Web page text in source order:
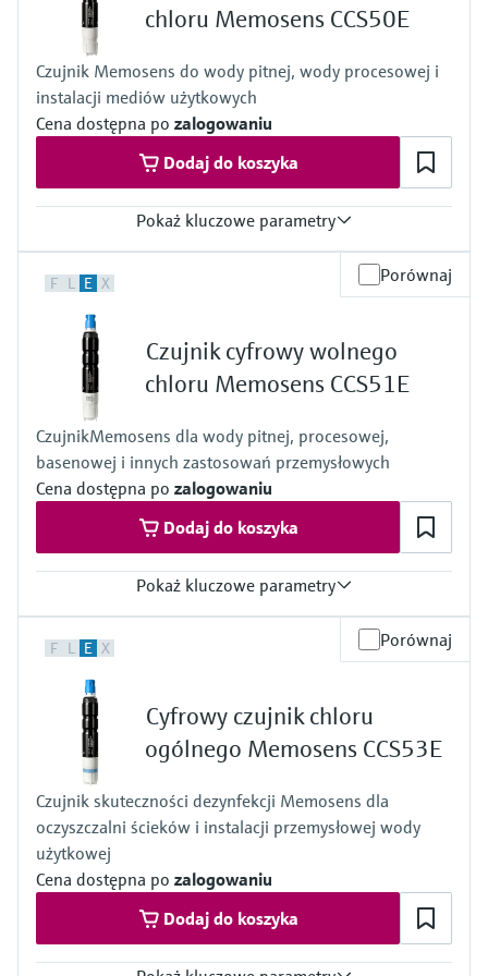
chloru Memosens CCS50E
Czujnik Memosens do wody pitnej, wody procesowej i
instalacji mediów użytkowych
Cena dostępna po zalogowaniu
Dodaj do koszyka
Pokaż kluczowe parametry
Trace: 0 to 5 mg/l ClO2
Standard: 0 to 20 mg/l ClO2
High: 0 to 200 mg/l ClO2
Temperatura procesu
0 to 55 °C , non-freezing
(32 to 130 °F)
Ciśnienie procesu
Max. 2 bar abs
(Max. 29 psi abs)
F L E X Porównaj
Czujnik cyfrowy wolnego
chloru Memosens CCS51E
CzujnikMemosens dla wody pitnej, procesowej,
basenowej i innych zastosowań przemysłowych
Cena dostępna po zalogowaniu
Dodaj do koszyka
Pokaż kluczowe parametry
Trace: 0 to 5 mg/l HOCl
Standard: 0 to 20 mg/l HOCl
High: 0 to 200 mg/l HOCl
Temperatura procesu
0 to 55 °C (32 to 130 °F), non-freezing
Ciśnienie procesu
Max. 1 bar (max. 14.5 psi)
Measuring method
Closed, membrane covered measuring cell
Reduction of free chlorine at the cathode
F L E X Porównaj
Cyfrowy czujnik chloru
ogólnego Memosens CCS53E
Czujnik skuteczności dezynfekcji Memosens dla
oczyszczalni ścieków i instalacji przemysłowej wody
użytkowej
Cena dostępna po zalogowaniu
Dodaj do koszyka